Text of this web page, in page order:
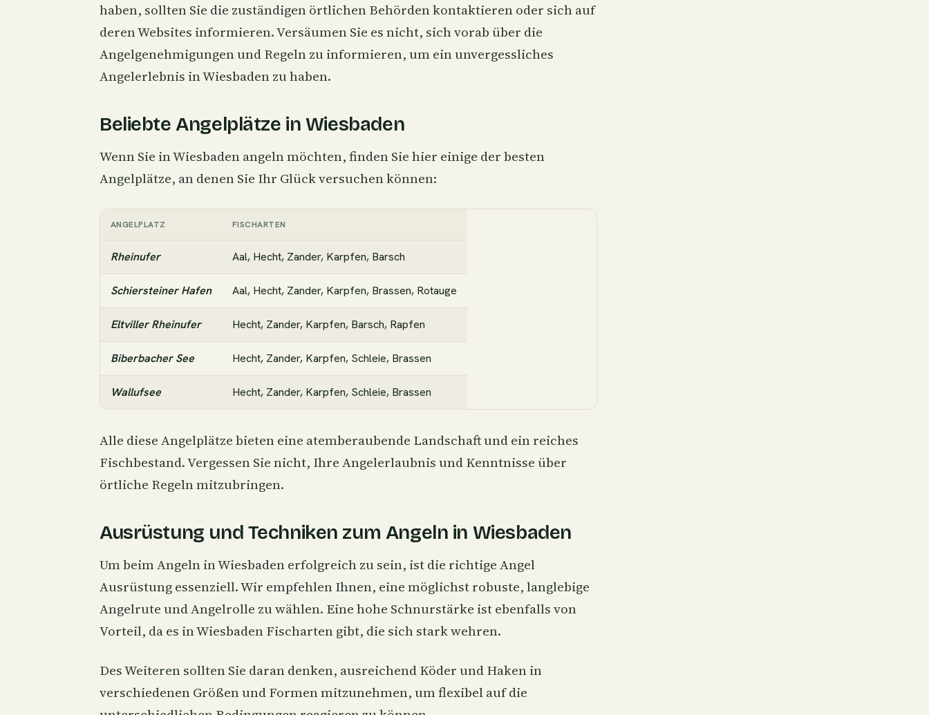
haben, sollten Sie die zuständigen örtlichen Behörden kontaktieren oder sich auf
deren Websites informieren. Versäumen Sie es nicht, sich vorab über die
Angelgenehmigungen und Regeln zu informieren, um ein unvergessliches
Angelerlebnis in Wiesbaden zu haben.
Beliebte Angelplätze in Wiesbaden
Wenn Sie in Wiesbaden angeln möchten, finden Sie hier einige der besten
Angelplätze, an denen Sie Ihr Glück versuchen können:
ANGELPLATZ FISCHARTEN
Rheinufer Aal, Hecht, Zander, Karpfen, Barsch
Schiersteiner Hafen Aal, Hecht, Zander, Karpfen, Brassen, Rotauge
Eltviller Rheinufer Hecht, Zander, Karpfen, Barsch, Rapfen
Biberbacher See Hecht, Zander, Karpfen, Schleie, Brassen
Wallufsee Hecht, Zander, Karpfen, Schleie, Brassen
Alle diese Angelplätze bieten eine atemberaubende Landschaft und ein reiches
Fischbestand. Vergessen Sie nicht, Ihre Angelerlaubnis und Kenntnisse über
örtliche Regeln mitzubringen.
Ausrüstung und Techniken zum Angeln in Wiesbaden
Um beim Angeln in Wiesbaden erfolgreich zu sein, ist die richtige Angel
Ausrüstung essenziell. Wir empfehlen Ihnen, eine möglichst robuste, langlebige
Angelrute und Angelrolle zu wählen. Eine hohe Schnurstärke ist ebenfalls von
Vorteil, da es in Wiesbaden Fischarten gibt, die sich stark wehren.
Des Weiteren sollten Sie daran denken, ausreichend Köder und Haken in
verschiedenen Größen und Formen mitzunehmen, um flexibel auf die